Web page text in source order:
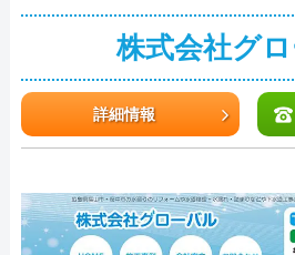
株式会社グ
詳細情報